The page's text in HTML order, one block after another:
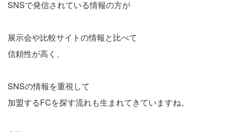
SNSで発信されている情報の方が
展示会や比較サイトの情報と比べて
信頼性が高く、
SNSの情報を重視して
加盟するFCを探す流れも生まれてきていますね。